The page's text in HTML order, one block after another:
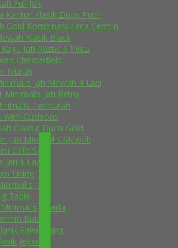
Full Jok
Kantor Klasik Duco Putih
Gold Kombinasi Kaca Cermin
Klasik Black
Jati Rustic 6 Pintu
Chesterfield
Murah
Jati Mewah 4 Laci
Minimalis Jati Retro
Termurah
With Cushions
Classic Duco Gold
Jati Minimalis Mewah
Cafe Selly
Jati 1 Laci
Living
Jati
Table
Jakarta
Bulat
Palembang
Jepara